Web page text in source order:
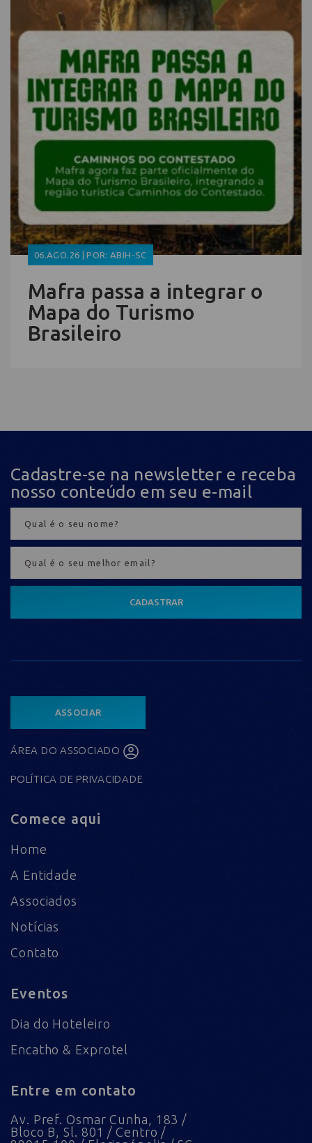
06.AGO.26 | POR: ABIH-SC
Mafra passa a integrar o
Mapa do Turismo
Brasileiro
Cadastre-se na newsletter e receba
nosso conteúdo em seu e-mail
CADASTRAR
ASSOCIAR
ÁREA DO ASSOCIADO
POLÍTICA DE PRIVACIDADE
Comece aqui
Home
A Entidade
Associados
Notícias
Contato
Eventos
Dia do Hoteleiro
Encatho & Exprotel
Entre em contato
Av. Pref. Osmar Cunha, 183 /
Bloco B, Sl. 801 / Centro /